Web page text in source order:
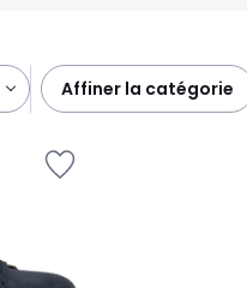
affiner la catégorie